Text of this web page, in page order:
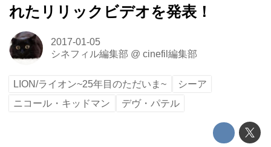
れたリリックビデオを発表！
2017-01-05
シネフィル編集部 @ cinefil編集部
LION/ライオン~25年目のただいま~
シーア
ニコール・キッドマン
デヴ・パテル